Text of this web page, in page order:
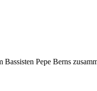
Pepe Berns